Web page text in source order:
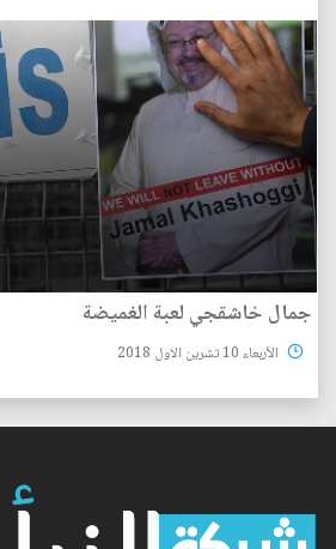
جمال خاشقجي لعبة الغميضة
الأربعاء 10 تشرين الاول 2018